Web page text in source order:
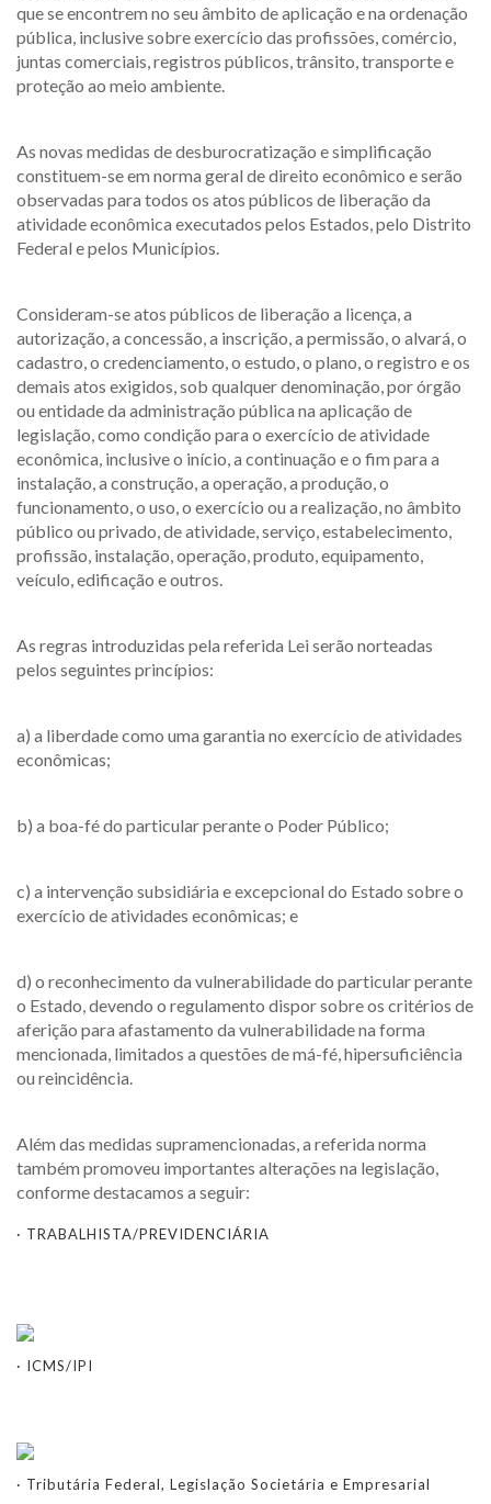
que se encontrem no seu âmbito de aplicação e na ordenação
pública, inclusive sobre exercício das profissões, comércio,
juntas comerciais, registros públicos, trânsito, transporte e
proteção ao meio ambiente.
As novas medidas de desburocratização e simplificação
constituem-se em norma geral de direito econômico e serão
observadas para todos os atos públicos de liberação da
atividade econômica executados pelos Estados, pelo Distrito
Federal e pelos Municípios.
Consideram-se atos públicos de liberação a licença, a
autorização, a concessão, a inscrição, a permissão, o alvará, o
cadastro, o credenciamento, o estudo, o plano, o registro e os
demais atos exigidos, sob qualquer denominação, por órgão
ou entidade da administração pública na aplicação de
legislação, como condição para o exercício de atividade
econômica, inclusive o início, a continuação e o fim para a
instalação, a construção, a operação, a produção, o
funcionamento, o uso, o exercício ou a realização, no âmbito
público ou privado, de atividade, serviço, estabelecimento,
profissão, instalação, operação, produto, equipamento,
veículo, edificação e outros.
As regras introduzidas pela referida Lei serão norteadas
pelos seguintes princípios:
a) a liberdade como uma garantia no exercício de atividades
econômicas;
b) a boa-fé do particular perante o Poder Público;
c) a intervenção subsidiária e excepcional do Estado sobre o
exercício de atividades econômicas; e
d) o reconhecimento da vulnerabilidade do particular perante
o Estado, devendo o regulamento dispor sobre os critérios de
aferição para afastamento da vulnerabilidade na forma
mencionada, limitados a questões de má-fé, hipersuficiência
ou reincidência.
Além das medidas supramencionadas, a referida norma
também promoveu importantes alterações na legislação,
conforme destacamos a seguir:
· TRABALHISTA/PREVIDENCIÁRIA
· ICMS/IPI
· Tributária Federal, Legislação Societária e Empresarial